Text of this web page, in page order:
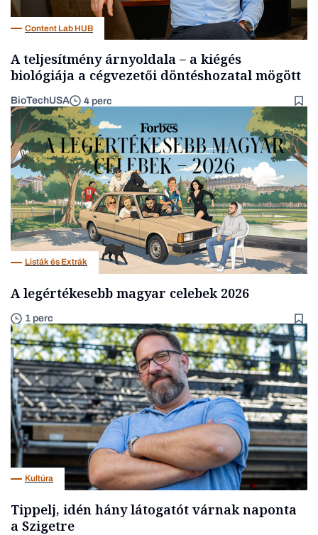
Content Lab HUB
A teljesítmény árnyoldala – a kiégés
biológiája a cégvezetői döntéshozatal mögött
BioTechUSA 4 perc
Listák és Extrák
A legértékesebb magyar celebek 2026
1 perc
Kultúra
Tippelj, idén hány látogatót várnak naponta
a Szigetre